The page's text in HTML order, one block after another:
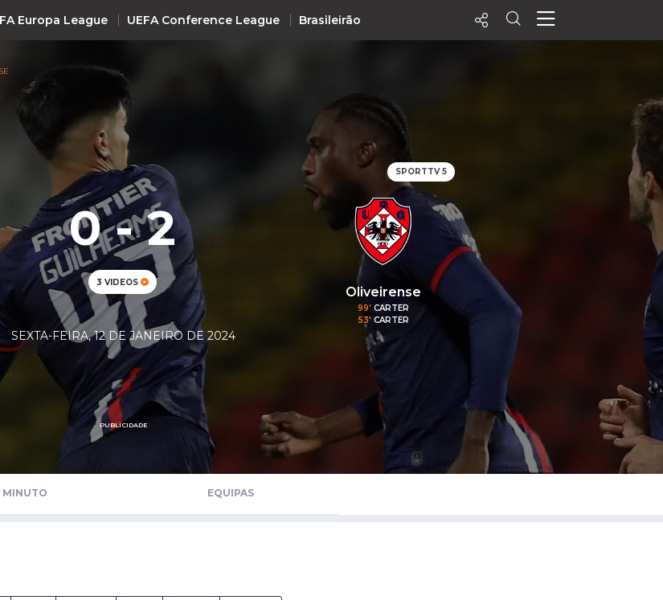
Europa League UEFA Conference League Brasileirão
+ Recentes
INTERNACIONAL
UEFA Champions League
UEFA Europa League
UEFA Conference League
Premier League
La Liga
Bundesliga
Serie A
Ligue 1
Süper Lig
Saudi Pro League
Brasileirão
Mundial 2026
PALPITES
Agenda
Vídeos
Notícias
Playlists
MatchStories
SPORTTV 5
0 - 2
3 VIDEOS
Oliveirense
99' CARTER
53' CARTER
SEXTA-FEIRA, 12 DE JANEIRO DE 2024
PUBLICIDADE
MINUTO EQUIPAS